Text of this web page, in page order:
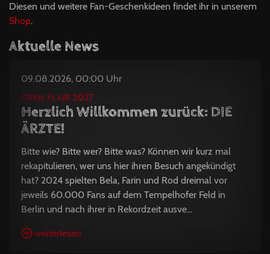
Diesen und weitere Fan-Geschenkideen findet ihr in unserem
Shop.
Aktuelle News
09.08.2026, 00:00 Uhr
OPEN FLAIR 2027
Herzlich Willkommen zurück: DIE
ÄRZTE!
Bitte wie? Bitte wer? Bitte was? Können wir kurz mal
rekapitulieren, wer uns hier ihren Besuch angekündigt
hat? 2024 spielten Bela, Farin und Rod dreimal vor
jeweils 60.000 Fans auf dem Tempelhofer Feld in
Berlin und nach ihrer in Rekordzeit ausve...
weiterlesen